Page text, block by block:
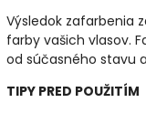
Výsledok zafarbenia
farby vašich vlasov.
od súčasného stavu
TIPY PRED POUŽITÍM